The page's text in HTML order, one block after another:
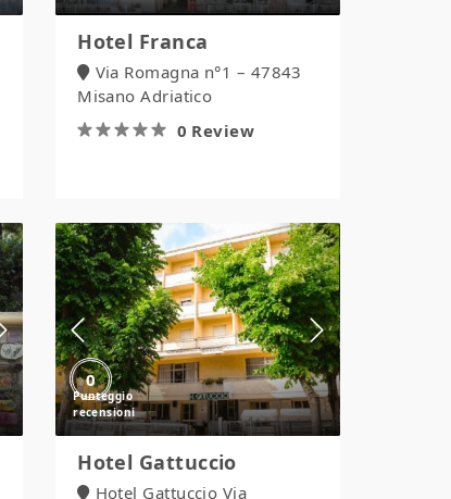
Hotel Franca
Via Romagna n°1 – 47843
Misano Adriatico
0 Review
0
Hotel
Gattuccio
Hotel Gattuccio
Hotel Gattuccio Via